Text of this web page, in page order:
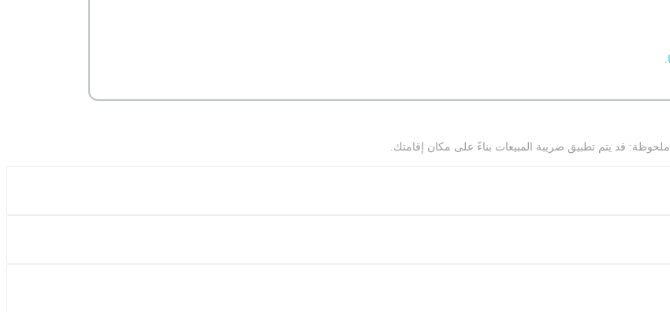
ملحوظة: قد يتم تطبيق ضريبة المبيعات بناءً على مكان إقامتك.